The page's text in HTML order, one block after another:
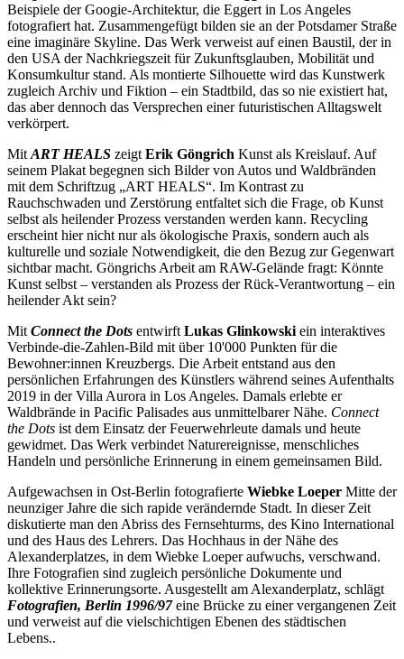
Beispiele der Googie-Architektur, die Eggert in Los Angeles
fotografiert hat. Zusammengefügt bilden sie an der Potsdamer Straße
eine imaginäre Skyline. Das Werk verweist auf einen Baustil, der in
den USA der Nachkriegszeit für Zukunftsglauben, Mobilität und
Konsumkultur stand. Als montierte Silhouette wird das Kunstwerk
zugleich Archiv und Fiktion – ein Stadtbild, das so nie existiert hat,
das aber dennoch das Versprechen einer futuristischen Alltagswelt
verkörpert.
Mit ART HEALS zeigt Erik Göngrich Kunst als Kreislauf. Auf
seinem Plakat begegnen sich Bilder von Autos und Waldbränden
mit dem Schriftzug „ART HEALS“. Im Kontrast zu
Rauchschwaden und Zerstörung entfaltet sich die Frage, ob Kunst
selbst als heilender Prozess verstanden werden kann. Recycling
erscheint hier nicht nur als ökologische Praxis, sondern auch als
kulturelle und soziale Notwendigkeit, die den Bezug zur Gegenwart
sichtbar macht. Göngrichs Arbeit am RAW-Gelände fragt: Könnte
Kunst selbst – verstanden als Prozess der Rück-Verantwortung – ein
heilender Akt sein?
Mit Connect the Dots entwirft Lukas Glinkowski ein interaktives
Verbinde-die-Zahlen-Bild mit über 10'000 Punkten für die
Bewohner:innen Kreuzbergs. Die Arbeit entstand aus den
persönlichen Erfahrungen des Künstlers während seines Aufenthalts
2019 in der Villa Aurora in Los Angeles. Damals erlebte er
Waldbrände in Pacific Palisades aus unmittelbarer Nähe. Connect
the Dots ist dem Einsatz der Feuerwehrleute damals und heute
gewidmet. Das Werk verbindet Naturereignisse, menschliches
Handeln und persönliche Erinnerung in einem gemeinsamen Bild.
Aufgewachsen in Ost-Berlin fotografierte Wiebke Loeper Mitte der
neunziger Jahre die sich rapide verändernde Stadt. In dieser Zeit
diskutierte man den Abriss des Fernsehturms, des Kino International
und des Haus des Lehrers. Das Hochhaus in der Nähe des
Alexanderplatzes, in dem Wiebke Loeper aufwuchs, verschwand.
Ihre Fotografien sind zugleich persönliche Dokumente und
kollektive Erinnerungsorte. Ausgestellt am Alexanderplatz, schlägt
Fotografien, Berlin 1996/97eine Brücke zu einer vergangenen Zeit
und verweist auf die vielschichtigen Ebenen des städtischen
Lebens..